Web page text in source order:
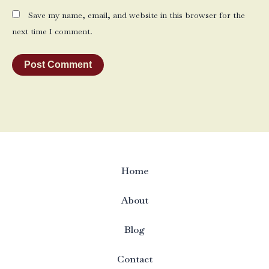
Save my name, email, and website in this browser for the
next time I comment.
Home
About
Blog
Contact